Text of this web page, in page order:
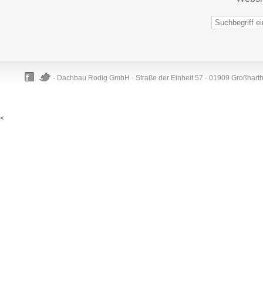
· Dachbau Rodig GmbH · Straße der Einheit 57 · 01909
<